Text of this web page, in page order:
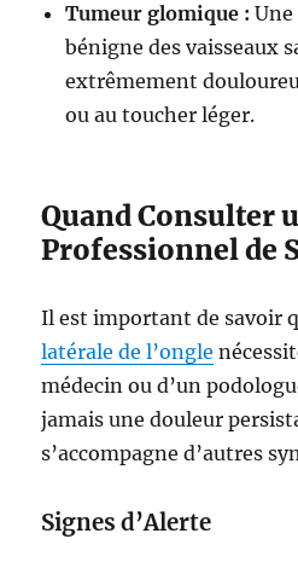
Tumeur glomique :
bénigne des vaisseaux
extrêmement
ou au toucher léger.
Quand Consulter
Professionnel de
Il est important de savoir
latérale de l’ongle
médecin ou d’un
jamais une douleur
s’accompagne d’autres
Signes d’Alerte